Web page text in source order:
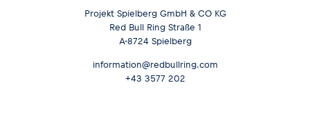
Projekt Spielberg GmbH & CO KG
Red Bull Ring Straße 1
A-8724 Spielberg
information@redbullring.com
+43 3577 202